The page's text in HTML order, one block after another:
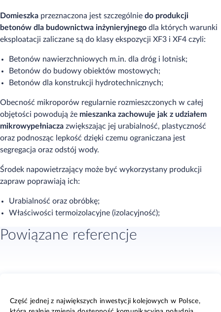
Domieszka przeznaczona jest szczególnie do produkcji
betonów dla budownictwa inżynieryjnego dla których warunki
eksploatacji zaliczane są do klasy ekspozycji XF3 i XF4 czyli:
Betonów nawierzchniowych m.in. dla dróg i lotnisk;
Betonów do budowy obiektów mostowych;
Betonów dla konstrukcji hydrotechnicznych;
Obecność mikroporów regularnie rozmieszczonych w całej
objętości powodują że mieszanka zachowuje jak z udziałem
mikrowypełniacza zwiększając jej urabialność, plastyczność
oraz podnosząc lepkość dzięki czemu ograniczana jest
segregacja oraz odstój wody.
Środek napowietrzający może być wykorzystany produkcji
zapraw poprawiają ich:
Urabialność oraz obróbkę;
Właściwości termoizolacyjne (izolacyjność);
Powiązane referencje
Część jednej z największych inwestycji kolejowych w Polsce,